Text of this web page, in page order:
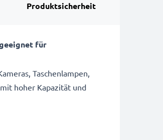
Produktsicherheit
für
Taschenlampen,
hoher Kapazität und